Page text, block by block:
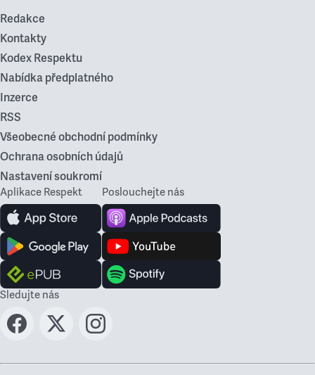
Redakce
Kontakty
Kodex Respektu
Nabídka předplatného
Inzerce
RSS
Všeobecné obchodní podmínky
Ochrana osobních údajů
Nastavení soukromí
Aplikace Respekt Poslouchejte nás
Sledujte nás